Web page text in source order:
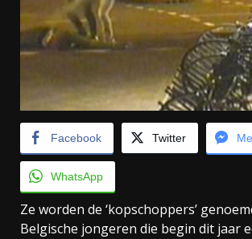
Facebook Twitter
WhatsApp
Ze worden de ‘kopschoppers’
Belgische jongeren die begin dit jaar